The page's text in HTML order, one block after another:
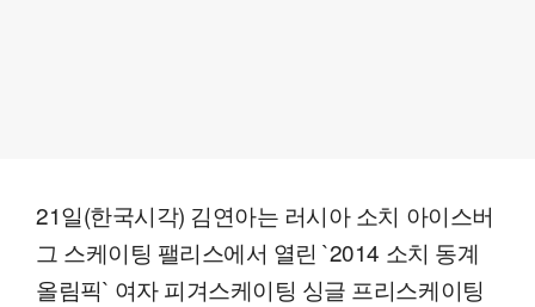
21일(한국시각) 김연아는 러시아 소치 아이스버
그 스케이팅 팰리스에서 열린 `2014 소치 동계
올림픽` 여자 피겨스케이팅 싱글 프리스케이팅